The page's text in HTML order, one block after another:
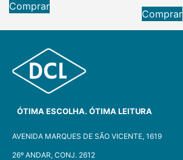
Comprar
Comprar
ÓTIMA ESCOLHA. ÓTIMA LEITURA
AVENIDA MARQUES DE SÃO VICENTE, 1619
26º ANDAR, CONJ. 2612